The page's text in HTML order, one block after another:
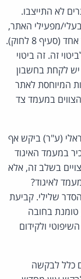
לא התייצבו.
מפעילי האתר,
כי אז לא ניתן יהיה להוציא את הצווים במעמד צד אחד (סעיף 8 לחוק).
זה. זה ביטוי
לקחת בחשבון
המיוחסת לאתר
במעמד צד
(ע"ר) ביקש אף
במעמד האיגוד
בשלב זה, אלא
לאיגוד?
9(א) לחוק אינו הסדר שלילי. קביעת
טומנת בחובה
ולקידום
כלל לבקשה